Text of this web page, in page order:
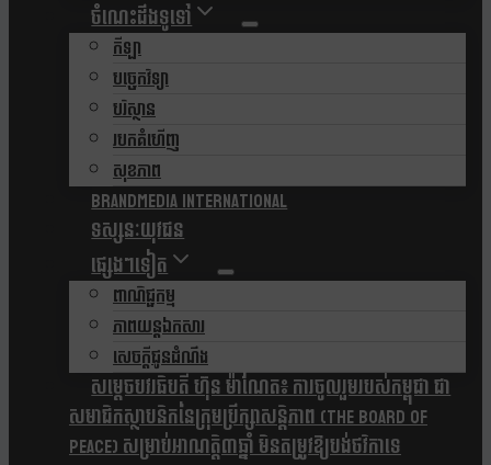
ចំណេះដឹងទូទៅ
កីឡា
បច្ចេកវិទ្យា
បរិស្ថាន
របកគំហើញ
សុខភាព
Brandmedia international
ទស្សនៈយុវជន
ផ្សេងៗទៀត
ពាណិជ្ជកម្ម
ភាពយន្តឯកសារ
សេចក្តីជូនដំណឹង
សម្តេចបវរធិបតី ហ៊ុន ម៉ាណែត៖ ការចូលរួមរបស់កម្ពុជា ជា
សមាជិកស្ថាបនិកនៃក្រុមប្រឹក្សាសន្តិភាព (The Board Of
Peace) សម្រាប់អាណត្តិ៣ឆ្នាំ មិនតម្រូវឱ្យបង់ថវិកាទេ